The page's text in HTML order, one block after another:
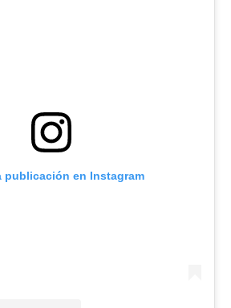
publicación en Instagram